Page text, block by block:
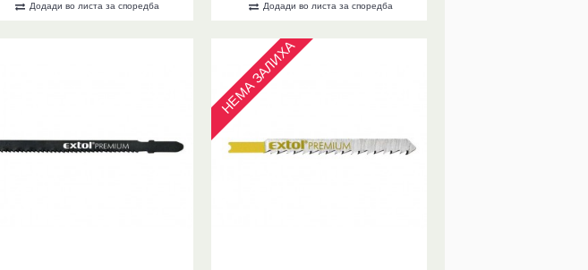
Додади во листа за споредба
Додади во листа за споредба
НЕМА ЗАЛИХА